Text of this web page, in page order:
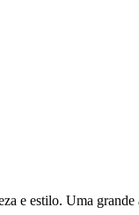
e estilo. Uma grande